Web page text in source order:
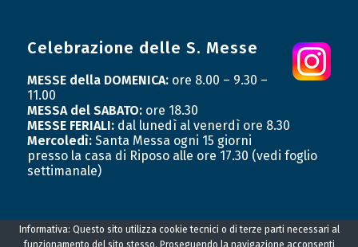
Celebrazione delle S. Messe
MESSE della DOMENICA: ore 8.00 – 9.30 –
11.00
MESSA del SABATO: ore 18.30
MESSE FERIALI: dal lunedì al venerdì ore 8.30
Mercoledì:Santa Messa ogni 15 giorni
presso la casa di Riposo alle ore 17.30 (vedi foglio
settimanale)
Informativa: Questo sito utilizza cookie tecnici o di terze parti necessari al
funzionamento del sito stesso. Proseguendo la navigazione acconsenti